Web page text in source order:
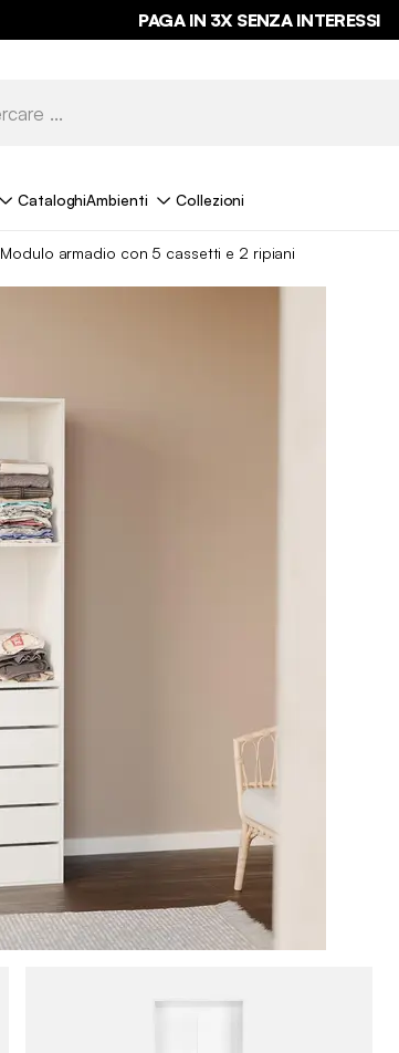
PAGA IN 3X SENZA INTERESSI
CataloghiAmbienti Collezioni
Modulo armadio con 5 cassetti e 2 ripiani